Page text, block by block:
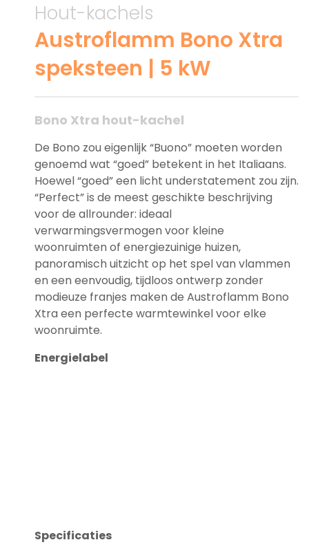
Hout-kachels
Austroflamm Bono Xtra
speksteen | 5 kW
Bono Xtra hout-kachel
De Bono zou eigenlijk “Buono” moeten worden
genoemd wat “goed” betekent in het Italiaans.
Hoewel “goed” een licht understatement zou zijn.
“Perfect” is de meest geschikte beschrijving
voor de allrounder: ideaal
verwarmingsvermogen voor kleine
woonruimten of energiezuinige huizen,
panoramisch uitzicht op het spel van vlammen
en een eenvoudig, tijdloos ontwerp zonder
modieuze franjes maken de Austroflamm Bono
Xtra een perfecte warmtewinkel voor elke
woonruimte.
Energielabel
Specificaties